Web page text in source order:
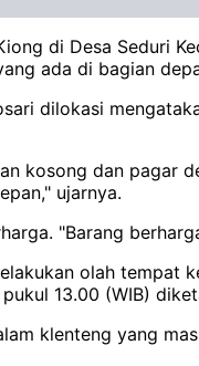
di Desa Seduri
ada di bagian
dilokasi
kosong dan
ujarnya.
"Barang
olah tempat
13.00 (WIB)
klenteng yang